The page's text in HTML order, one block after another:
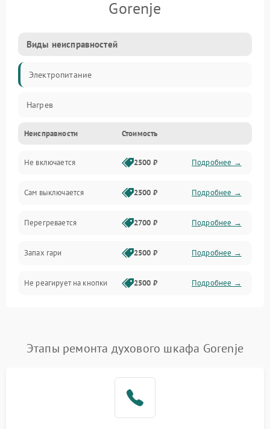
Gorenje
Виды неисправностей
Электропитание
Нагрев
Неисправности Стоимость
Не включается 2500 ₽ Подробнее →
Сам выключается 2500 ₽ Подробнее →
Перегревается 2700 ₽ Подробнее →
Запах гари 2500 ₽ Подробнее →
Не реагирует на кнопки 2500 ₽ Подробнее →
Этапы ремонта духового шкафа Gorenje